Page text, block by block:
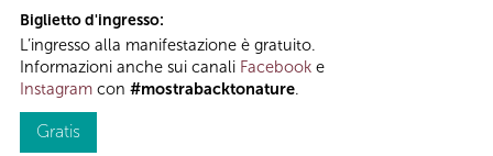
Biglietto d'ingresso:
L’ingresso alla manifestazione è gratuito.
Informazioni anche sui canali Facebook e
Instagram con #mostrabacktonature.
Gratis